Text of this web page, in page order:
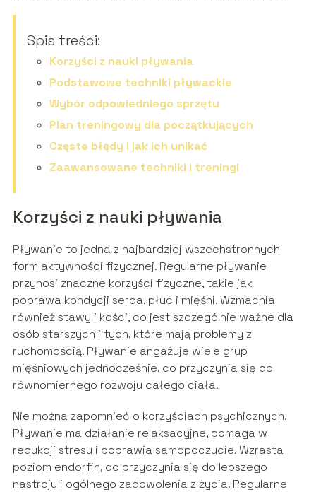
Spis treści:
Korzyści z nauki pływania
Podstawowe techniki pływackie
Wybór odpowiedniego sprzętu
Plan treningowy dla początkujących
Częste błędy i jak ich unikać
Zaawansowane techniki i treningi
Korzyści z nauki pływania
Pływanie to jedna z najbardziej wszechstronnych
form aktywności fizycznej. Regularne pływanie
przynosi znaczne korzyści fizyczne, takie jak
poprawa kondycji serca, płuc i mięśni. Wzmacnia
również stawy i kości, co jest szczególnie ważne dla
osób starszych i tych, które mają problemy z
ruchomością. Pływanie angażuje wiele grup
mięśniowych jednocześnie, co przyczynia się do
równomiernego rozwoju całego ciała.
Nie można zapomnieć o korzyściach psychicznych.
Pływanie ma działanie relaksacyjne, pomaga w
redukcji stresu i poprawia samopoczucie. Wzrasta
poziom endorfin, co przyczynia się do lepszego
nastroju i ogólnego zadowolenia z życia. Regularne